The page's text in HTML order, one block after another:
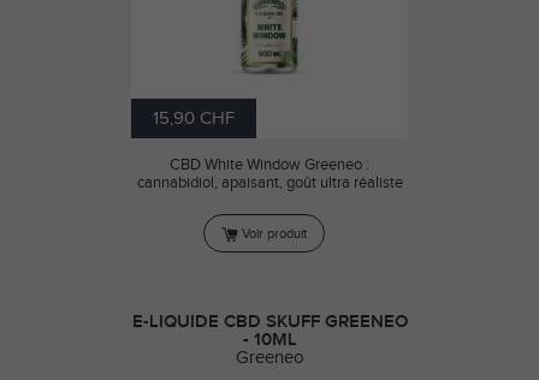
15,90 CHF
CBD White Window Greeneo :
cannabidiol, apaisant, goût ultra réaliste
Voir produit
E-LIQUIDE CBD SKUFF GREENEO
- 10ML
Greeneo